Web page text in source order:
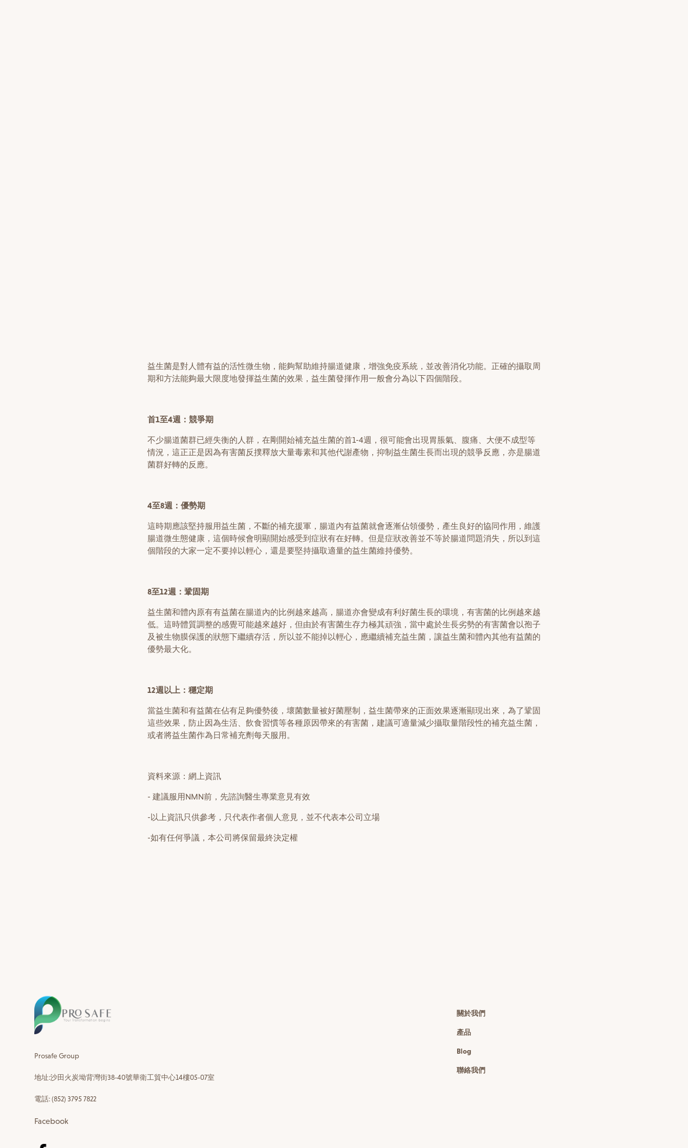
益生菌是對人體有益的活性微生物，能夠幫助維持腸道健康，增強免疫系統，並改善消化功能。正確的攝取周
期和方法能夠最大限度地發揮益生菌的效果，益生菌發揮作用一般會分為以下四個階段。
首1至4週：競爭期
不少腸道菌群已經失衡的人群，在剛開始補充益生菌的首1-4週，很可能會出現胃脹氣、腹痛、大便不成型等
情況，這正正是因為有害菌反撲釋放大量毒素和其他代謝產物，抑制益生菌生長而出現的競爭反應，亦是腸道
菌群好轉的反應。
4至8週：優勢期
這時期應該堅持服用益生菌，不斷的補充援軍，腸道內有益菌就會逐漸佔領優勢，產生良好的協同作用，維護
腸道微生態健康，這個時候會明顯開始感受到症狀有在好轉。但是症狀改善並不等於腸道問題消失，所以到這
個階段的大家一定不要掉以輕心，還是要堅持攝取適量的益生菌維持優勢。
8至12週：鞏固期
益生菌和體內原有有益菌在腸道內的比例越來越高，腸道亦會變成有利好菌生長的環境，有害菌的比例越來越
低。這時體質調整的感覺可能越來越好，但由於有害菌生存力極其頑強，當中處於生長劣勢的有害菌會以孢子
及被生物膜保護的狀態下繼續存活，所以並不能掉以輕心，應繼續補充益生菌，讓益生菌和體內其他有益菌的
優勢最大化。
12週以上：穩定期
當益生菌和有益菌在佔有足夠優勢後，壞菌數量被好菌壓制，益生菌帶來的正面效果逐漸顯現出來，為了鞏固
這些效果，防止因為生活、飲食習慣等各種原因帶來的有害菌，建議可適量減少攝取量階段性的補充益生菌，
或者將益生菌作為日常補充劑每天服用。
資料來源：網上資訊
- 建議服用NMN前，先諮詢醫生專業意見有效
-以上資訊只供參考，只代表作者個人意見，並不代表本公司立場
-如有任何爭議，本公司將保留最終決定權
Prosafe Group
地址:沙田火炭坳背灣街38-40號華衛工貿中心14樓05-07室
電話: (852) 3795 7822
Facebook
關於我們
產品
Blog
聯絡我們